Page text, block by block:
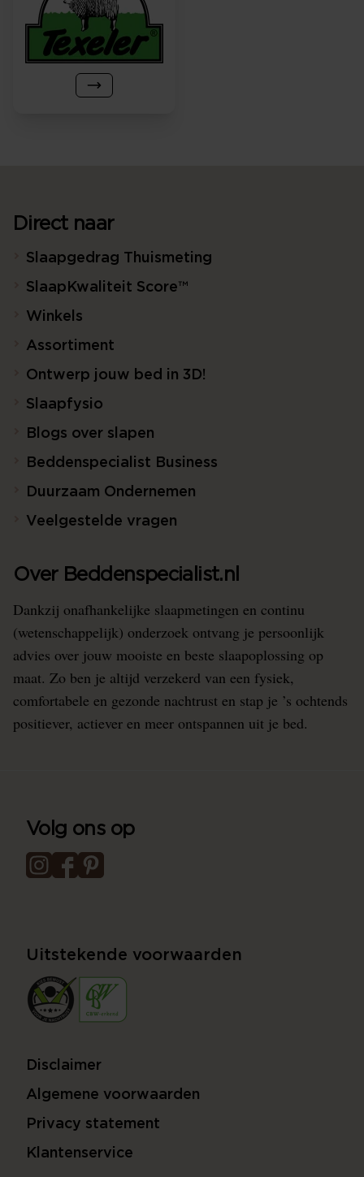
Direct naar
Slaapgedrag Thuismeting
SlaapKwaliteit Score™
Winkels
Assortiment
Ontwerp jouw bed in 3D!
Slaapfysio
Blogs over slapen
Beddenspecialist Business
Duurzaam Ondernemen
Veelgestelde vragen
Over Beddenspecialist.nl
Dankzij onafhankelijke slaapmetingen en continu
(wetenschappelijk) onderzoek ontvang je persoonlijk
advies over jouw mooiste en beste slaapoplossing op
maat. Zo ben je altijd verzekerd van een fysiek,
comfortabele en gezonde nachtrust en stap je ’s ochtends
positiever, actiever en meer ontspannen uit je bed.
Volg ons op
Uitstekende voorwaarden
Disclaimer
Algemene voorwaarden
Privacy statement
Klantenservice